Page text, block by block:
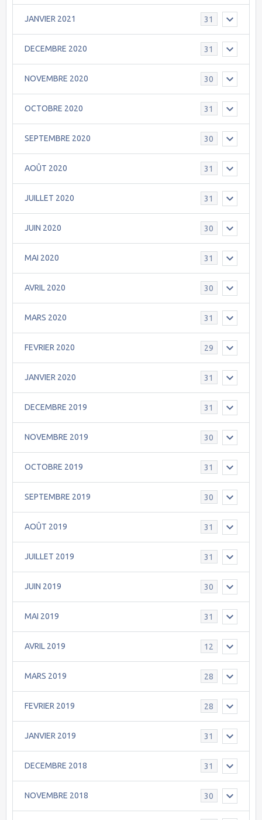
JANVIER 2021 31
DECEMBRE 2020 31
NOVEMBRE 2020 30
OCTOBRE 2020 31
SEPTEMBRE 2020 30
AOÛT 2020 31
JUILLET 2020 31
JUIN 2020 30
MAI 2020 31
AVRIL 2020 30
MARS 2020 31
FEVRIER 2020 29
JANVIER 2020 31
DECEMBRE 2019 31
NOVEMBRE 2019 30
OCTOBRE 2019 31
SEPTEMBRE 2019 30
AOÛT 2019 31
JUILLET 2019 31
JUIN 2019 30
MAI 2019 31
AVRIL 2019 12
MARS 2019 28
FEVRIER 2019 28
JANVIER 2019 31
DECEMBRE 2018 31
NOVEMBRE 2018 30